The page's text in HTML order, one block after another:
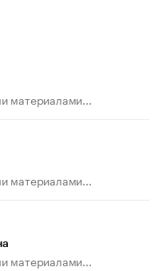
материалами...
материалами...
материалами...